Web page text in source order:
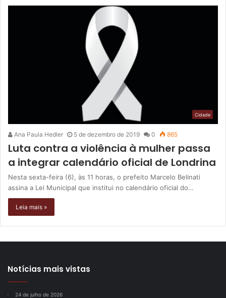
Cidade
Ana Paula Hedler 5 de dezembro de 2019 0 865
Luta contra a violência à mulher passa
a integrar calendário oficial de Londrina
Nesta sexta-feira (6), às 11 horas, o prefeito Marcelo Belinati
assina a Lei Municipal que institui no calendário oficial do…
Leia mais »
Notícias mais vistas
24 de julho de 2026